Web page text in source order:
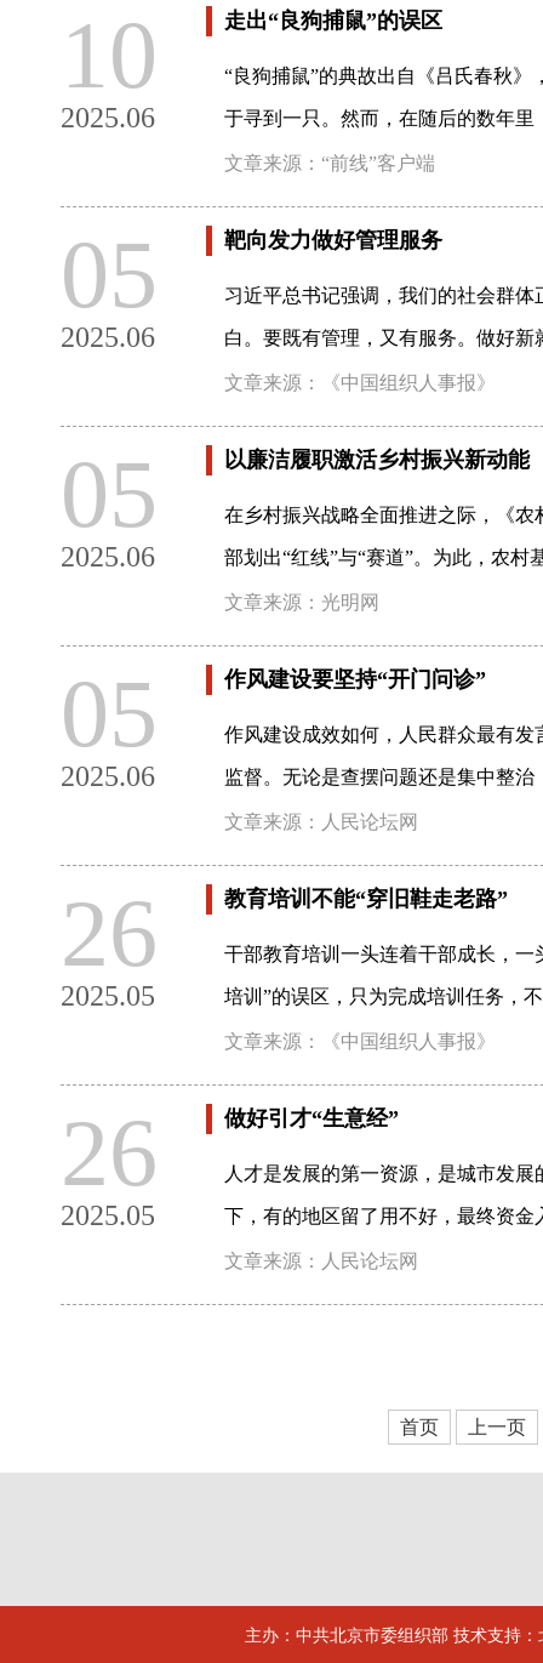
10
2025.06
走出“良狗捕鼠”的误区
“良狗捕鼠”的典故出自《吕氏春秋
于寻到一只。然而，在随后的数年
文章来源：“前线”客户端
05
2025.06
靶向发力做好管理服务
习近平总书记强调，我们的社会群
白。要既有管理，又有服务。做好
文章来源：《中国组织人事报》
05
2025.06
以廉洁履职激活乡村振兴新动能
在乡村振兴战略全面推进之际，《
部划出“红线”与“赛道”。为此，农
文章来源：光明网
05
2025.06
作风建设要坚持“开门问诊”
作风建设成效如何，人民群众最有
监督。无论是查摆问题还是集中整
文章来源：人民论坛网
26
2025.05
教育培训不能“穿旧鞋走老路”
干部教育培训一头连着干部成长，
培训”的误区，只为完成培训任务，
文章来源：《中国组织人事报》
26
2025.05
做好引才“生意经”
人才是发展的第一资源，是城市发
下，有的地区留了用不好，最终资
文章来源：人民论坛网
首页 上一页
主办：中共北京市委组织部 技术支持